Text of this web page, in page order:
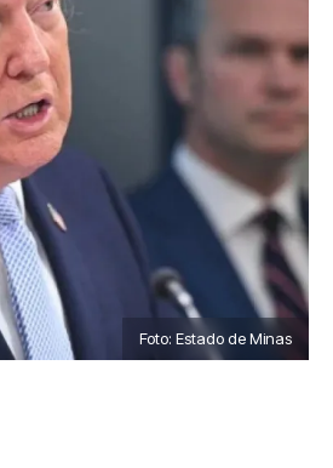
Foto: Estado de Minas